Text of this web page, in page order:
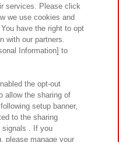
サイトポリシー
シビリティ方針と検証結果
くあるご質問・お問い合わせ
services. Please click
we use cookies and
have the right to opt
with our partners.
Information] to
the opt-out
allow the sharing of
setup banner,
to the sharing
signals . If you
please manage your